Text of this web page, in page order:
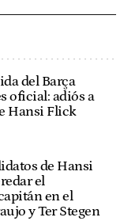
del Barça
oficial: adiós a
Hansi Flick
de Hansi
el
en el
y Ter Stegen